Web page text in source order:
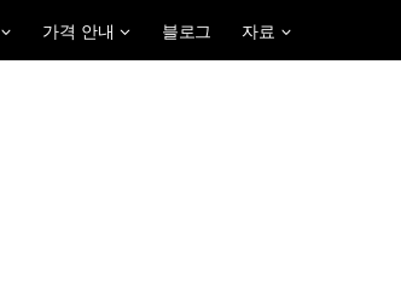
가격 안내 블로그 자료